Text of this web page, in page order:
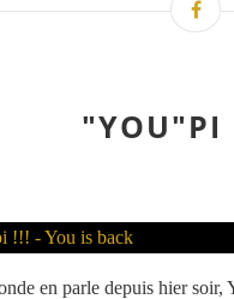
"YOU"PI
en parle depuis hier soir,